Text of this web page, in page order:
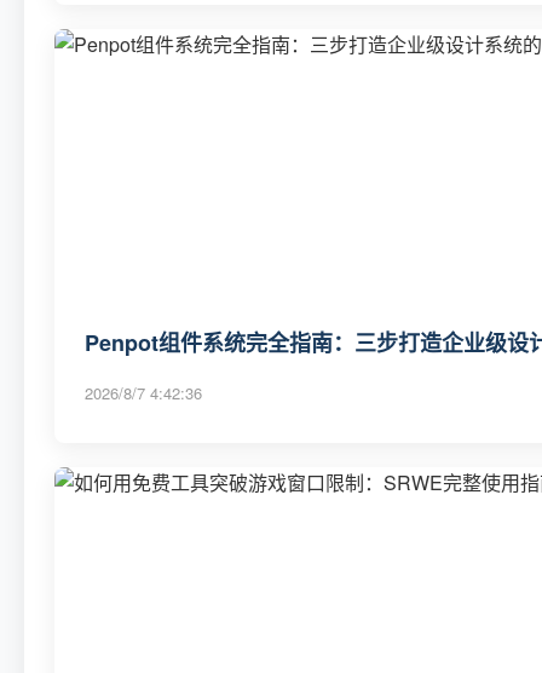
Penpot组件系统完全指南：三步打造企业级设
2026/8/7 4:42:36